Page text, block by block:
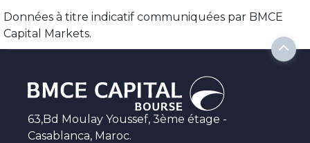
Données à titre indicatif communiquées par BMCE
Capital Markets.
63,Bd Moulay Youssef, 3ème étage -
Casablanca, Maroc.